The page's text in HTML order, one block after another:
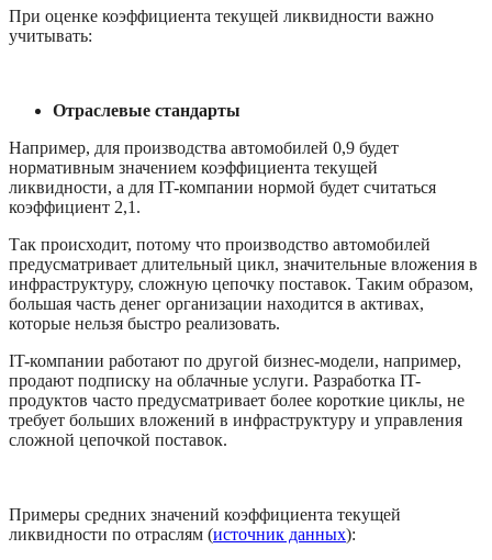
При оценке коэффициента текущей ликвидности важно
учитывать:
Отраслевые стандарты
Например, для производства автомобилей 0,9 будет
нормативным значением коэффициента текущей
ликвидности, а для IT-компании нормой будет считаться
коэффициент 2,1.
Так происходит, потому что производство автомобилей
предусматривает длительный цикл, значительные вложения в
инфраструктуру, сложную цепочку поставок. Таким образом,
большая часть денег организации находится в активах,
которые нельзя быстро реализовать.
IT-компании работают по другой бизнес-модели, например,
продают подписку на облачные услуги. Разработка IT-
продуктов часто предусматривает более короткие циклы, не
требует больших вложений в инфраструктуру и управления
сложной цепочкой поставок.
Примеры средних значений коэффициента текущей
ликвидности по отраслям (источник данных):